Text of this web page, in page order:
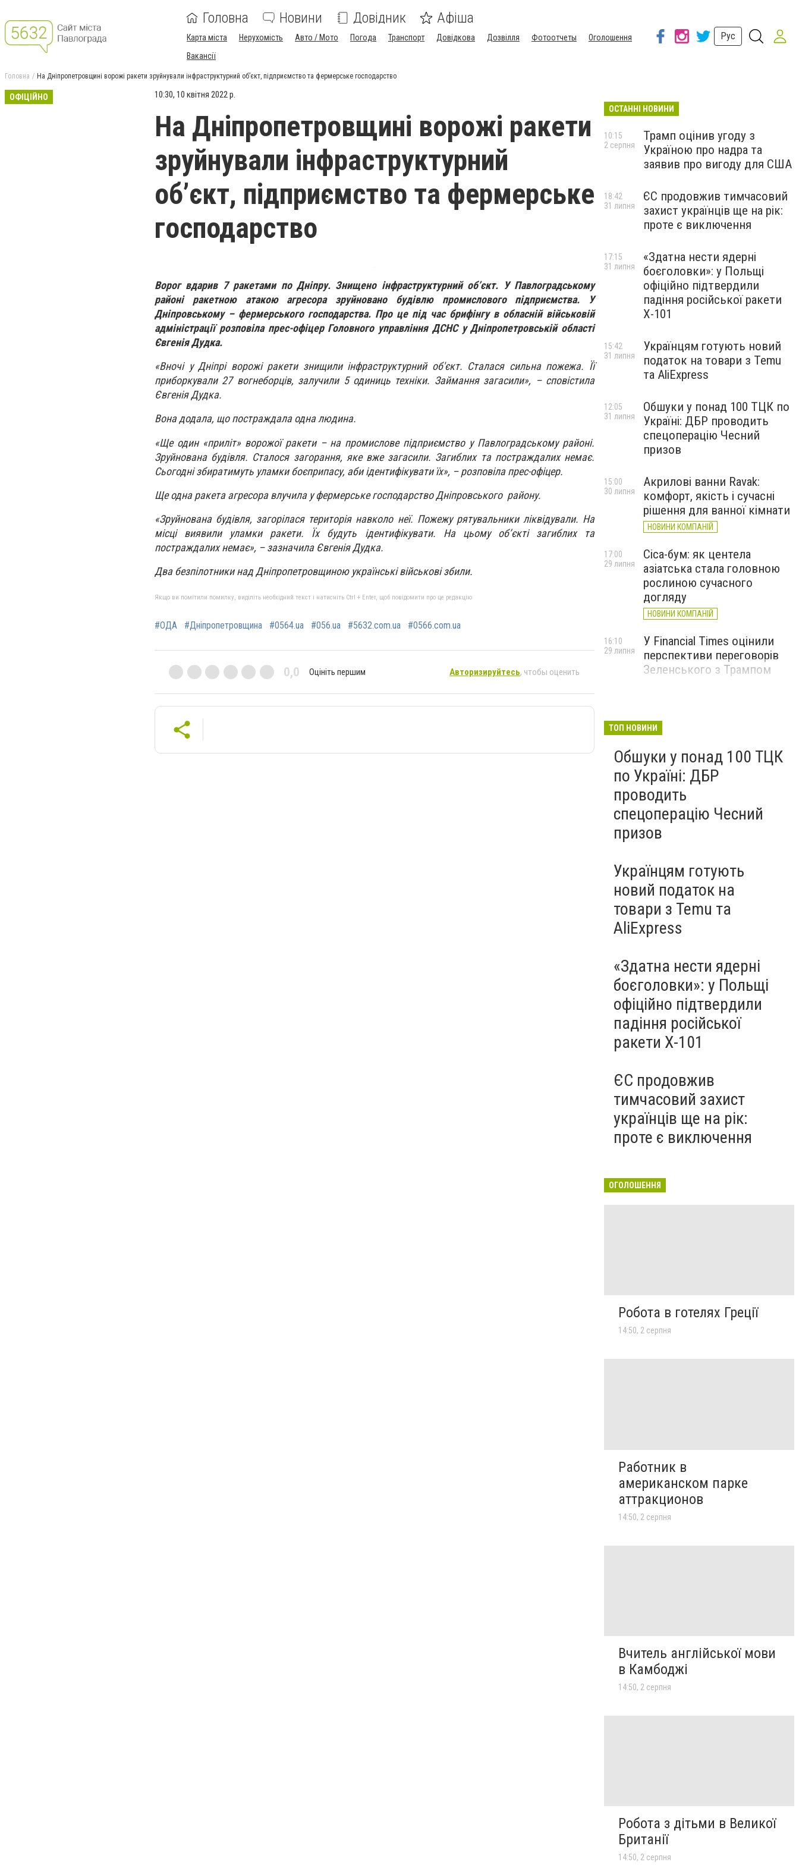
Головна Новини Довідник Афіша
Карта міста Нерухомість Авто / Мото Погода Транспорт Довідкова Дозвілля Фотоотчеты
Оголошення
Вакансії
Рус
Головна На Дніпропетровщині ворожі ракети зруйнували інфраструктурний об’єкт, підприємство та фермерське господарство
ОФІЦІЙНО 10:30, 10 квітня 2022 р.
На Дніпропетровщині ворожі ракети
зруйнували інфраструктурний
об’єкт, підприємство та фермерське
господарство
Ворог вдарив 7 ракетами по Дніпру. Знищено інфраструктурний об’єкт. У Павлоградському
районі ракетною атакою агресора зруйновано будівлю промислового підприємства. У
Дніпровському – фермерського господарства. Про це під час брифінгу в обласній військовій
адміністрації розповіла прес-офіцер Головного управління ДСНС у Дніпропетровській області
Євгенія Дудка.
«Вночі у Дніпрі ворожі ракети знищили інфраструктурний об'єкт. Сталася сильна пожежа. Її
приборкували 27 вогнеборців, залучили 5 одиниць техніки. Займання загасили», – сповістила
Євгенія Дудка.
Вона додала, що постраждала одна людина.
«Ще один «приліт» ворожої ракети – на промислове підприємство у Павлоградському районі.
Зруйнована будівля. Сталося загорання, яке вже загасили. Загиблих та постраждалих немає.
Сьогодні збиратимуть уламки боєприпасу, аби ідентифікувати їх», – розповіла прес-офіцер.
Ще одна ракета агресора влучила у фермерське господарство Дніпровського району.
«Зруйнована будівля, загорілася територія навколо неї. Пожежу рятувальники ліквідували. На
місці виявили уламки ракети. Їх будуть ідентифікувати. На цьому об’єкті загиблих та
постраждалих немає», – зазначила Євгенія Дудка.
Два безпілотники надДніпропетровщиноюукраїнські військові збили.
Якщо ви помітили помилку, виділіть необхідний текст і натисніть Ctrl + Enter, щоб повідомити про це редакцію
#ОДА #Дніпропетровщина #0564.ua #056.ua #5632.com.ua #0566.com.ua
0,0 Оцініть першим Авторизируйтесь, чтобы оценить
ОСТАННІ НОВИНИ
Трамп оцінив угоду з
Україною про надра та
заявив про вигоду для США
10:15
2 серпня
ЄС продовжив тимчасовий
захист українців ще на рік:
проте є виключення
18:42
31 липня
«Здатна нести ядерні
боєголовки»: у Польщі
офіційно підтвердили
падіння російської ракети
Х-101
17:15
31 липня
Українцям готують новий
податок на товари з Temu
та AliExpress
15:42
31 липня
Обшуки у понад 100 ТЦК по
Україні: ДБР проводить
спецоперацію Чесний
призов
12:05
31 липня
Акрилові ванни Ravak:
комфорт, якість і сучасні
рішення для ванної кімнати
НОВИНИ КОМПАНІЙ
15:00
30 липня
Cica-бум: як центела
азіатська стала головною
рослиною сучасного
догляду
НОВИНИ КОМПАНІЙ
17:00
29 липня
У Financial Times оцінили
перспективи переговорів
Зеленського з Трампом
16:10
29 липня
ТОП НОВИНИ
Обшуки у понад 100 ТЦК
по Україні: ДБР
проводить
спецоперацію Чесний
призов
Українцям готують
новий податок на
товари з Temu та
AliExpress
«Здатна нести ядерні
боєголовки»: у Польщі
офіційно підтвердили
падіння російської
ракети Х-101
ЄС продовжив
тимчасовий захист
українців ще на рік:
проте є виключення
ОГОЛОШЕННЯ
Робота в готелях Греції
14:50, 2 серпня
Работник в
американском парке
аттракционов
14:50, 2 серпня
Вчитель англійської мови
в Камбоджі
14:50, 2 серпня
Робота з дітьми в Великої
Британії
14:50, 2 серпня